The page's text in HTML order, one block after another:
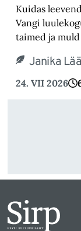
Kuidas
Vangi
taimed ja
Janika
24. VII 2026